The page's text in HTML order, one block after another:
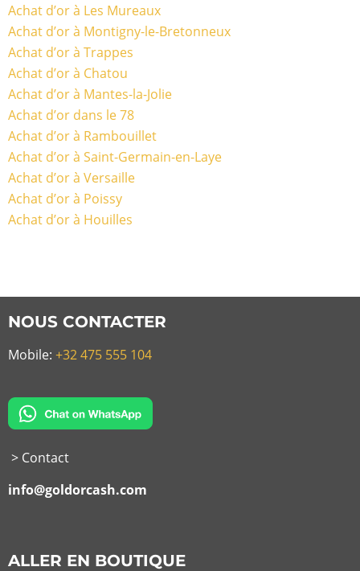
Achat d’or à Les Mureaux
Achat d’or à Montigny-le-Bretonneux
Achat d’or à Trappes
Achat d’or à Chatou
Achat d’or à Mantes-la-Jolie
Achat d’or dans le 78
Achat d’or à Rambouillet
Achat d’or à Saint-Germain-en-Laye
Achat d’or à Versaille
Achat d’or à Poissy
Achat d’or à Houilles
NOUS CONTACTER
Mobile: +32 475 555 104
> Contact
info@goldorcash.com
ALLER EN BOUTIQUE